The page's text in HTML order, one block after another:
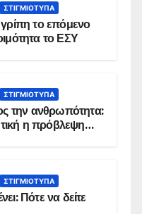
ΣΤΙΓΜΙΌΤΥΠΑ
το επόμενο
το ΕΣΥ
ΣΤΙΓΜΙΌΤΥΠΑ
την ανθρωπότητα:
η πρόβλεψη…
ΣΤΙΓΜΙΌΤΥΠΑ
Πότε να δείτε